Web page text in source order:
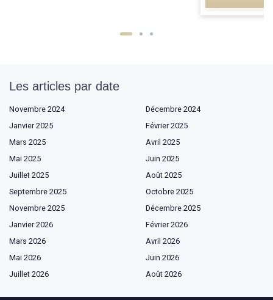
Les articles par date
Novembre 2024
Décembre 2024
Janvier 2025
Février 2025
Mars 2025
Avril 2025
Mai 2025
Juin 2025
Juillet 2025
Août 2025
Septembre 2025
Octobre 2025
Novembre 2025
Décembre 2025
Janvier 2026
Février 2026
Mars 2026
Avril 2026
Mai 2026
Juin 2026
Juillet 2026
Août 2026